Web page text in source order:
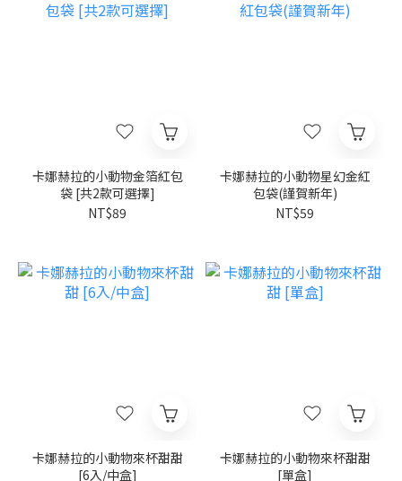
卡娜赫拉的小動物金箔紅包
袋 [共2款可選擇]
NT$89
卡娜赫拉的小動物星幻金紅
包袋(謹賀新年)
NT$59
卡娜赫拉的小動物來杯甜甜
[6入/中盒]
卡娜赫拉的小動物來杯甜甜
[單盒]